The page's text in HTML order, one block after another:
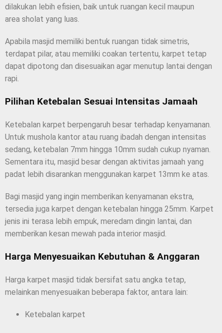
dilakukan lebih efisien, baik untuk ruangan kecil maupun
area sholat yang luas.
Apabila masjid memiliki bentuk ruangan tidak simetris,
terdapat pilar, atau memiliki coakan tertentu, karpet tetap
dapat dipotong dan disesuaikan agar menutup lantai dengan
rapi.
Pilihan Ketebalan Sesuai Intensitas Jamaah
Ketebalan karpet berpengaruh besar terhadap kenyamanan.
Untuk mushola kantor atau ruang ibadah dengan intensitas
sedang, ketebalan 7mm hingga 10mm sudah cukup nyaman.
Sementara itu, masjid besar dengan aktivitas jamaah yang
padat lebih disarankan menggunakan karpet 13mm ke atas.
Bagi masjid yang ingin memberikan kenyamanan ekstra,
tersedia juga karpet dengan ketebalan hingga 25mm. Karpet
jenis ini terasa lebih empuk, meredam dingin lantai, dan
memberikan kesan mewah pada interior masjid.
Harga Menyesuaikan Kebutuhan & Anggaran
Harga karpet masjid tidak bersifat satu angka tetap,
melainkan menyesuaikan beberapa faktor, antara lain:
Ketebalan karpet